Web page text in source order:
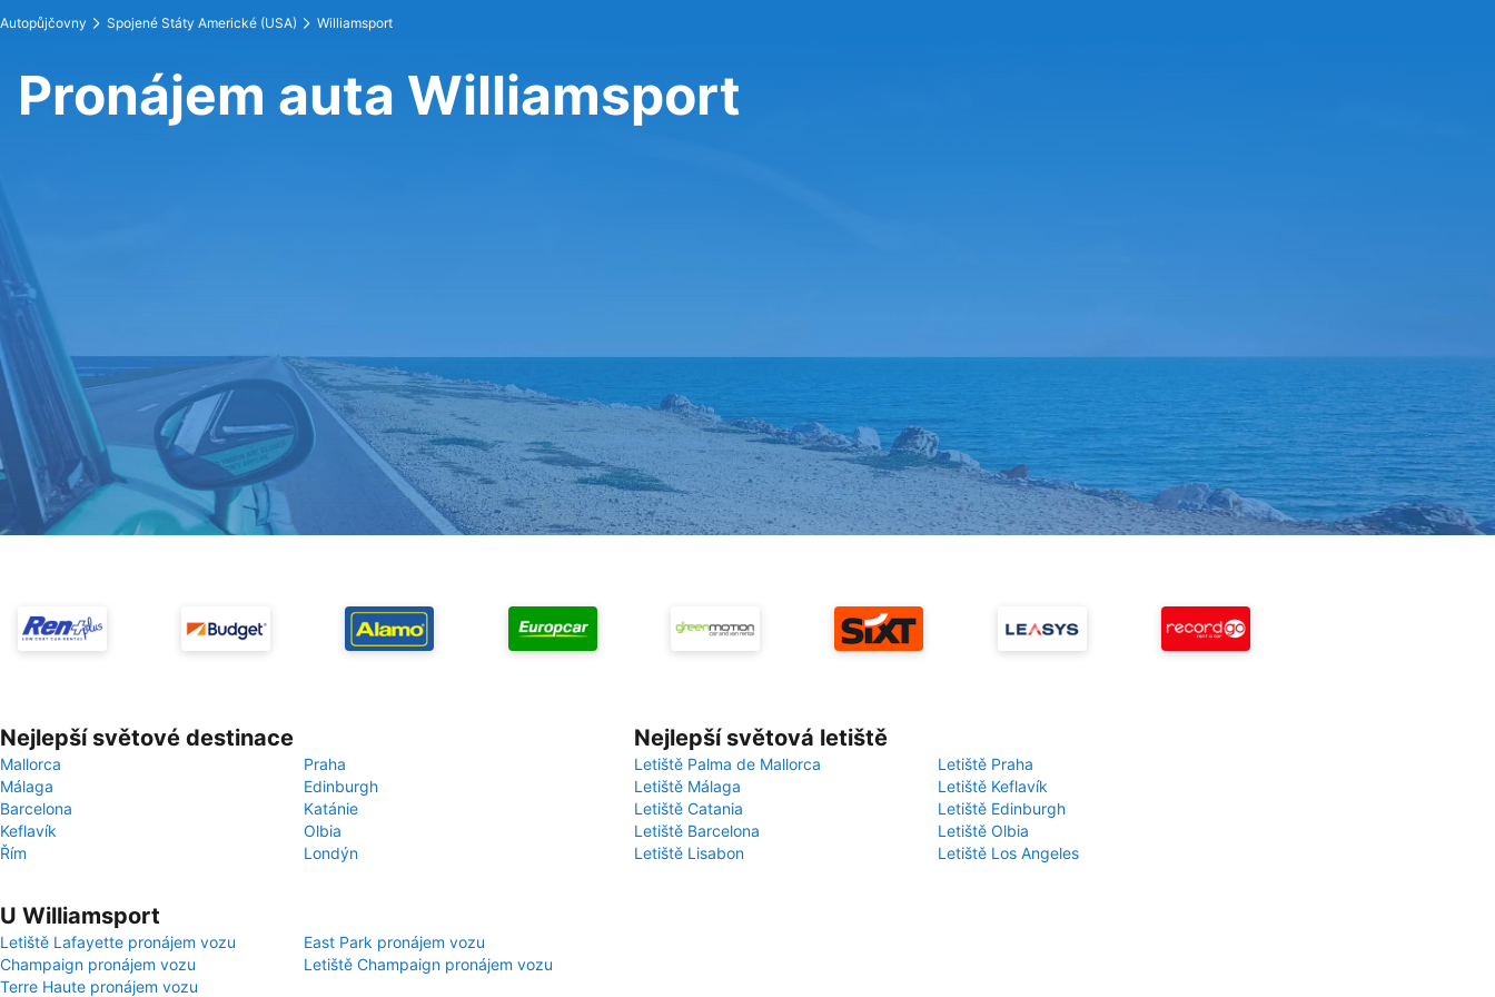
Autopůjčovny Spojené Státy Americké (USA) Williamsport
Pronájem auta Williamsport
Nejlepší světové destinace
Mallorca
Praha
Málaga
Edinburgh
Barcelona
Katánie
Keflavík
Olbia
Řím
Londýn
Nejlepší světová letiště
Letiště Palma de Mallorca
Letiště Praha
Letiště Málaga
Letiště Keflavík
Letiště Catania
Letiště Edinburgh
Letiště Barcelona
Letiště Olbia
Letiště Lisabon
Letiště Los Angeles
U Williamsport
Letiště Lafayette pronájem vozu
East Park pronájem vozu
Champaign pronájem vozu
Letiště Champaign pronájem vozu
Terre Haute pronájem vozu